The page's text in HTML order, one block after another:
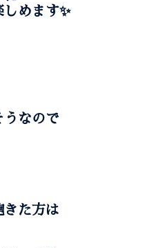
めます✨
うなので
きた方は